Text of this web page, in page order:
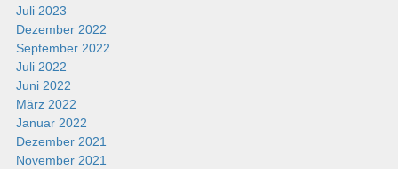
Juli 2023
Dezember 2022
September 2022
Juli 2022
Juni 2022
März 2022
Januar 2022
Dezember 2021
November 2021